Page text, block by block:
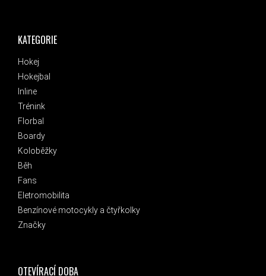
KATEGORIE
Hokej
Hokejbal
Inline
Trénink
Florbal
Boardy
Koloběžky
Běh
Fans
Eletromobilita
Benzínové motocykly a čtyřkolky
Značky
OTEVÍRACÍ DOBA